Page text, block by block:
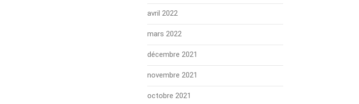
avril 2022
mars 2022
décembre 2021
novembre 2021
octobre 2021